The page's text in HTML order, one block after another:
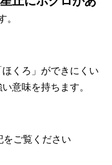
。
くろ」ができにくい
意味を持ちます。
ご覧ください